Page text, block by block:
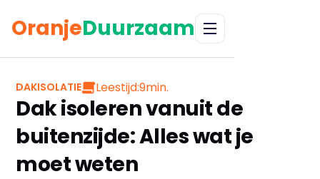
OranjeDuurzaam
DAKISOLATIE Leestijd:9min.
Dak isoleren vanuit de
buitenzijde: Alles wat je
moet weten